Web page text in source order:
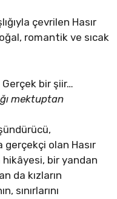
çevrilen Hasır
romantik ve sıcak
bir şiir…
mektuptan
olan Hasır
bir yandan
da kızların
sınırlarını